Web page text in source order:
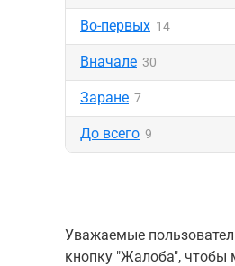
Во-первых 14
Вначале 30
Заране 7
До всего 9
Уважаемые
кнопку "Жалоба", чтобы